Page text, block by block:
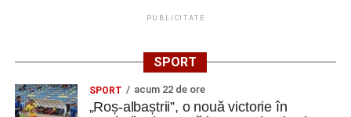
PUBLICITATE
SPORT
SPORT acum 22 de ore
„Roș-albaștrii”, o nouă victorie în